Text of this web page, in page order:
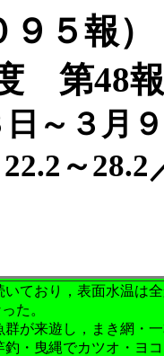
９５報）
第48報
～３月
～
ており，表面水温は
た。
が来遊し，まき網・
・曳縄でカツオ・ヨ